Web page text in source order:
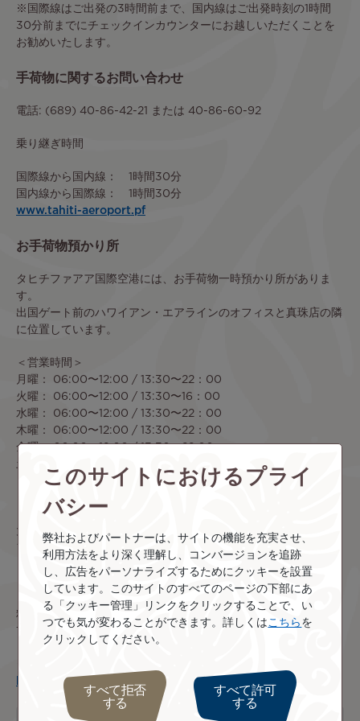
※国際線はご出発の3時間前まで、国内線はご出発時刻の1時間
30分前までにチェックインカウンターにお越しいただくことを
お勧めいたします。
手荷物に関するお問い合わせ
電話: (689) 40-86-42-21 または 40-86-60-92
乗り継ぎ時間
国際線から国内線： 1時間30分
国内線から国際線： 1時間30分
www.tahiti-aeroport.pf
お手荷物預かり所
タヒチファアア国際空港には、お手荷物一時預かり所がありま
す。
出国ゲート前のハワイアン・エアラインのオフィスと真珠店の隣
に位置しています。
＜営業時間 ＞
月曜： 06:00〜12:00 / 13:30〜22：00
火曜： 06:00〜12:00 / 13:30〜16：00
水曜： 06:00〜12:00 / 13:30〜22：00
木曜： 06:00〜12:00 / 13:30〜22：00
金曜： 06:00〜12:00 / 13:30〜22:00
土曜： 06:00〜12:00 / 13:30〜22:00
日曜： 06:00〜12:00 / 13:30〜22:00
＜料金＞
大型スーツケースまたは箱 - 24時間につき、950パシフィック
フラン/ 8ユーロ
※マスターカードまたはビザカードでのお支払可
＜お問い合わせ先＞
料金や営業時間などの詳細は下記までお問い合わせください。
http://www.tahiti-aeroport.pf/index.php
このサイトにおけるプライ
バシー
弊社およびパートナーは、サイトの機能を充実させ、
利用方法をより深く理解し、コンバージョンを追跡
し、広告をパーソナライズするためにクッキーを設置
しています。このサイトのすべてのページの下部にあ
る「クッキー管理」リンクをクリックすることで、い
つでも気が変わることができます。詳しくは こちら を
クリックしてください。
すべて拒否
する
すべて許可
する